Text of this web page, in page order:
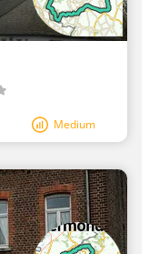
Medium